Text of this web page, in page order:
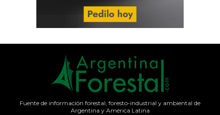
Fuente de información forestal, foresto-industrial y ambiental de
Argentina y América Latina